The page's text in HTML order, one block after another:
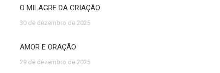
O MILAGRE DA CRIAÇÃO
30 de dezembro de 2025
AMOR E ORAÇÃO
29 de dezembro de 2025